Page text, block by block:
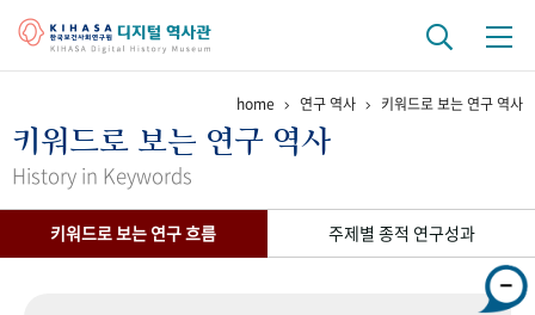
걸어온 길 기관 변천사 역대 기관장
연구 역사
home 연구 역사 키워드로 보는 연구 역사
키워드로 보는 연구 역사
History in Keywords
키워드로 보는 연구 흐름 주제별 종적 연구성과